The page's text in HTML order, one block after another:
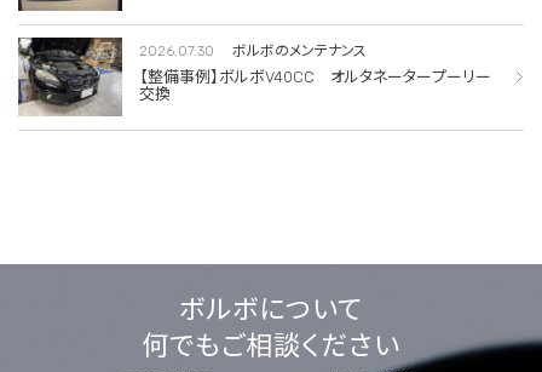
2026.07.30 ボルボのメンテナンス
【整備事例】ボルボV40CC オルタネータープーリー
交換
ボルボについて
何でもご相談ください